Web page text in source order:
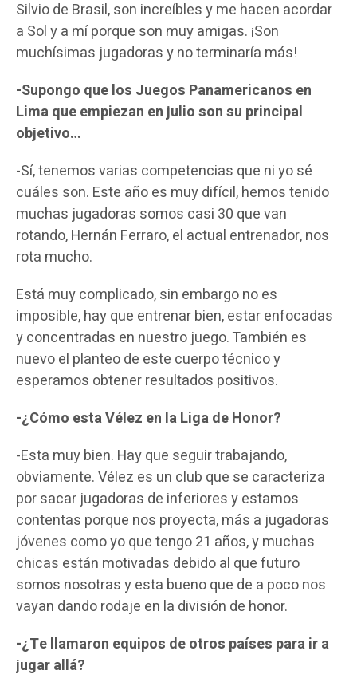
Silvio de Brasil, son increíbles y me hacen acordar
a Sol y a mí porque son muy amigas. ¡Son
muchísimas jugadoras y no terminaría más!
-Supongo que los Juegos Panamericanos en
Lima que empiezan en julio son su principal
objetivo…
-Sí, tenemos varias competencias que ni yo sé
cuáles son. Este año es muy difícil, hemos tenido
muchas jugadoras somos casi 30 que van
rotando, Hernán Ferraro, el actual entrenador, nos
rota mucho.
Está muy complicado, sin embargo no es
imposible, hay que entrenar bien, estar enfocadas
y concentradas en nuestro juego. También es
nuevo el planteo de este cuerpo técnico y
esperamos obtener resultados positivos.
-¿Cómo esta Vélez en la Liga de Honor?
-Esta muy bien. Hay que seguir trabajando,
obviamente. Vélez es un club que se caracteriza
por sacar jugadoras de inferiores y estamos
contentas porque nos proyecta, más a jugadoras
jóvenes como yo que tengo 21 años, y muchas
chicas están motivadas debido al que futuro
somos nosotras y esta bueno que de a poco nos
vayan dando rodaje en la división de honor.
-¿Te llamaron equipos de otros países para ir a
jugar allá?